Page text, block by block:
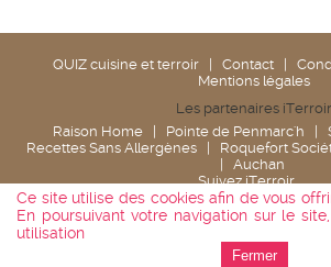
QUIZ cuisine et terroir Contact
Mentions légales
Les partenaires
Raison Home
Pointe de Penmarc'h
Recettes Sans Allergènes
Roquefort
Auchan
Suivez iTerroir
Ce site utilise des cookies afin de vous
En poursuivant votre navigation sur le
utilisation
Fermer